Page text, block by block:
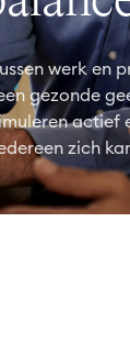
werk en
gezonde
actief
zich